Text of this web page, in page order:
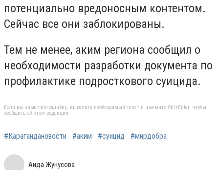
потенциально вредоносным контентом.
Сейчас все они заблокированы.
Тем не менее, аким региона сообщил о
необходимости разработки документа по
профилактике подросткового суицида.
Если вы заметили ошибку, выделите необходимый текст и нажмите Ctrl+Enter, чтобы
сообщить об этом редакции
#Карагандановости #аким #суицид #мирдобра
Аида Жунусова